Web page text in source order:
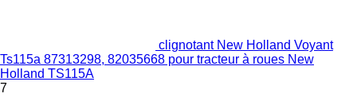
clignotant New Holland Voyant
Ts115a 87313298, 82035668 pour tracteur à roues New
Holland TS115A
7